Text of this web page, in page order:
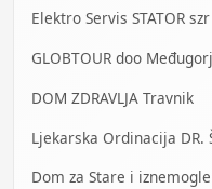
Elektro Servis STATOR szr
GLOBTOUR doo
DOM ZDRAVLJA Travnik
Ljekarska Ordinacija DR.
Dom za Stare i